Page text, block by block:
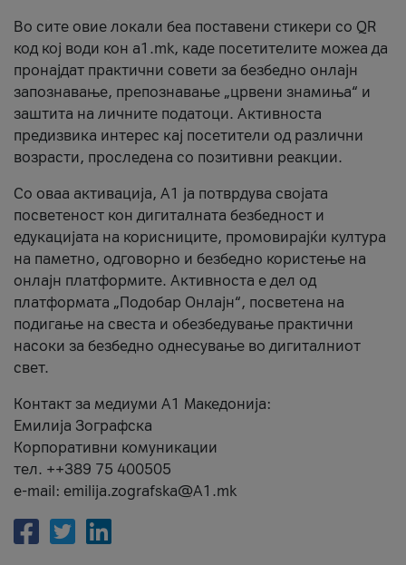
Во сите овие локали беа поставени стикери со QR
код кој води кон a1.mk, каде посетителите можеа да
пронајдат практични совети за безбедно онлајн
запознавање, препознавање „црвени знамиња“ и
заштита на личните податоци. Активноста
предизвика интерес кај посетители од различни
возрасти, проследена со позитивни реакции.
Со оваа активација, А1 ја потврдува својата
посветеност кон дигиталната безбедност и
едукацијата на корисниците, промовирајќи култура
на паметно, одговорно и безбедно користење на
онлајн платформите. Активноста е дел од
платформата „Подобар Онлајн“, посветена на
подигање на свеста и обезбедување практични
насоки за безбедно однесување во дигиталниот
свет.
Контакт за медиуми А1 Македонија:
Емилија Зографска
Корпоративни комуникации
тел. ++389 75 400505
e-mail: emilija.zografska@A1.mk